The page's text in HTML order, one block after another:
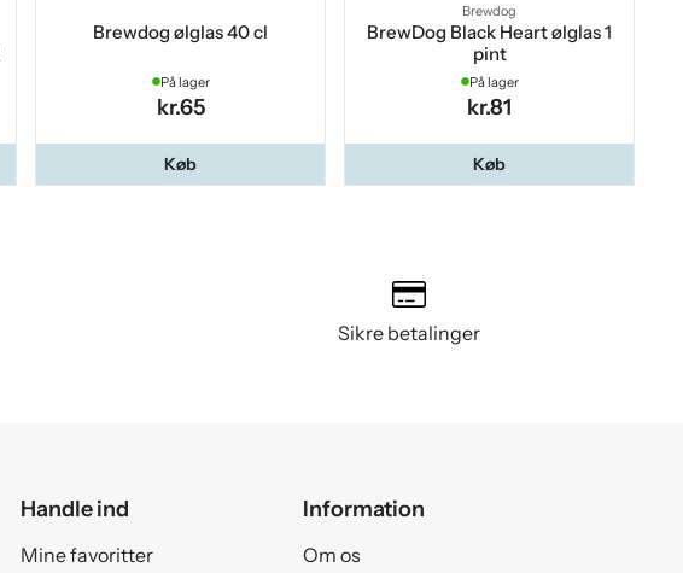
Brewdog ølglas 40 cl
På lager
kr.65
Køb
Brewdog
BrewDog Black Heart ølglas 1
pint
På lager
kr.81
Køb
Sikre betalinger
Handle ind
Mine favoritter
Information
Om os